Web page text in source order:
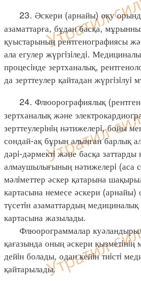
23. Әскери (арнайы) оқу
азаматтарға, бұдан басқа,
қуыстарының рентгенографиясы
ала егулер жүргiзiледi.
процесiнде зертханалық,
да зерттеулер қайтадан жүргiзiлуi
24. Флюорографиялық
зертханалық және
зерттеулерiнiң нәтижелерi, бойы
сондай-ақ бұрын алынған барлық
дәрi-дәрмектi және басқа заттарды
алмаушылығының нәтижелерi (аса
мәлiметтер әскер қатарына
картасына немесе әскери
түсетiн азаматтардың
картасына жазылады.
Флюорограммалар
қағазында оның әскери қызметiнiң
дейiн болады, одан кейiн тиiстi
қайтарылады.